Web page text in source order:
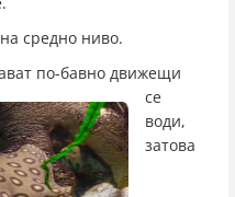
средно ниво.
по-бавно движещи
се
води,
затова